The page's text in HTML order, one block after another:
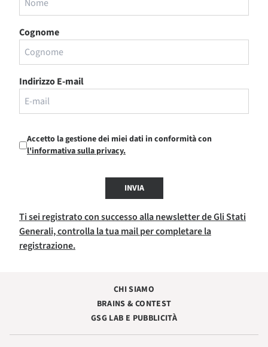
Cognome
Indirizzo E-mail
Accetto la gestione dei miei dati in conformità con
l'informativa sulla privacy.
INVIA
Ti sei registrato con successo alla newsletter de Gli Stati
Generali, controlla la tua mail per completare la
registrazione.
CHI SIAMO
BRAINS & CONTEST
GSG LAB E PUBBLICITÀ